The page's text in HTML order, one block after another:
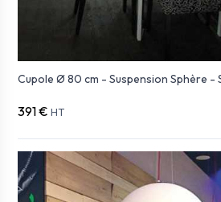
Cupole Ø 80 cm - Suspension Sphère -
391 € HT